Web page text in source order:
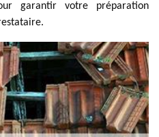
garantir votre préparation